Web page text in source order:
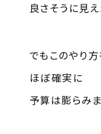
良さそうに見え
でもこのやり方
ほぼ確実に
予算は膨らみま